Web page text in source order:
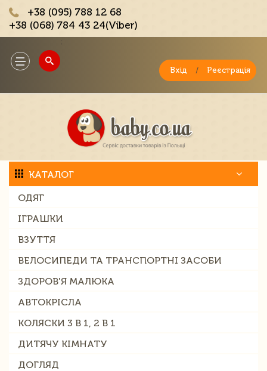
+38 (095) 788 12 68
+38 (068) 784 43 24(Viber)
Toggle
navigation
Вхід / Реєстрація
КАТАЛОГ
ОДЯГ
ІГРАШКИ
ВЗУТТЯ
ВЕЛОСИПЕДИ ТА ТРАНСПОРТНІ ЗАСОБИ
ЗДОРОВ'Я МАЛЮКА
АВТОКРІСЛА
КОЛЯСКИ 3 В 1, 2 В 1
ДИТЯЧУ КІМНАТУ
ДОГЛЯД